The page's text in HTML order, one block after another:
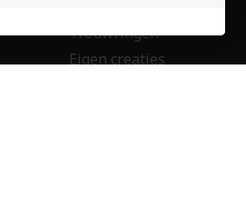
Trouwringen
Eigen creaties